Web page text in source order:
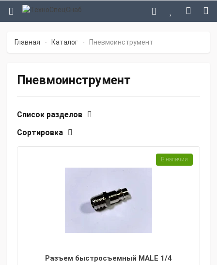
Главная - Каталог - Пневмоинструмент
Пневмоинструмент
Список разделов
Сортировка
Разъем быстросъемный MALE 1/4
В наличии